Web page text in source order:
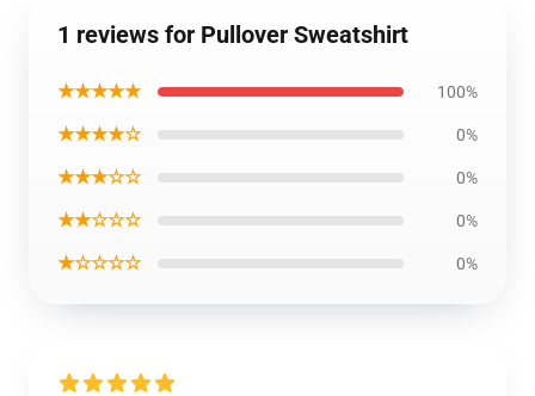
1 reviews for Pullover Sweatshirt
★★★★★ 100%
★★★★☆ 0%
★★★☆☆ 0%
★★☆☆☆ 0%
★☆☆☆☆ 0%